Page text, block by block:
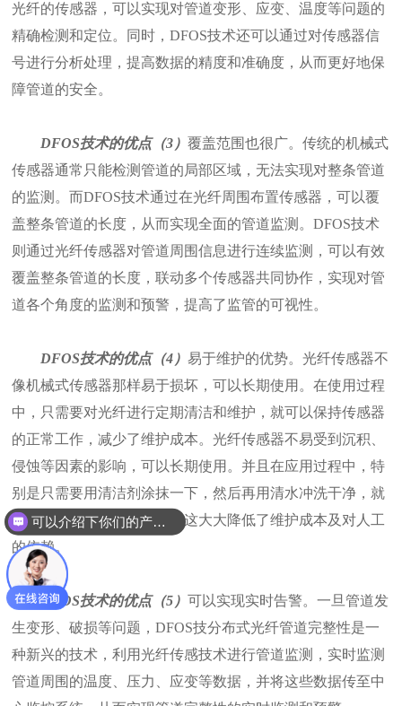
光纤的传感器，可以实现对管道变形、应变、温度等问题的
精确检测和定位。同时，DFOS技术还可以通过对传感器信
号进行分析处理，提高数据的精度和准确度，从而更好地保
障管道的安全。
DFOS技术的优点（3）覆盖范围也很广。传统的机械式
传感器通常只能检测管道的局部区域，无法实现对整条管道
的监测。而DFOS技术通过在光纤周围布置传感器，可以覆
盖整条管道的长度，从而实现全面的管道监测。DFOS技术
则通过光纤传感器对管道周围信息进行连续监测，可以有效
覆盖整条管道的长度，联动多个传感器共同协作，实现对管
道各个角度的监测和预警，提高了监管的可视性。
DFOS技术的优点（4）易于维护的优势。光纤传感器不
像机械式传感器那样易于损坏，可以长期使用。在使用过程
中，只需要对光纤进行定期清洁和维护，就可以保持传感器
的正常工作，减少了维护成本。光纤传感器不易受到沉积、
侵蚀等因素的影响，可以长期使用。并且在应用过程中，特
别是只需要用清洁剂涂抹一下，然后再用清水冲洗干净，就
能保证传感器的正常运转。这大大降低了维护成本及对人工
的依赖。
DFOS技术的优点（5）可以实现实时告警。一旦管道发
生变形、破损等问题，DFOS技分布式光纤管道完整性是一
种新兴的技术，利用光纤传感技术进行管道监测，实时监测
管道周围的温度、压力、应变等数据，并将这些数据传至中
可以介绍下你们的产品么？